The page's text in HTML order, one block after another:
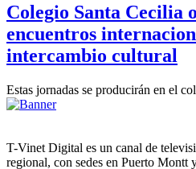
Colegio Santa Cecilia
encuentros
intercambio cultural
Estas jornadas se producirán en el
T-Vinet Digital es un canal de
regional, con sedes en Puerto Montt